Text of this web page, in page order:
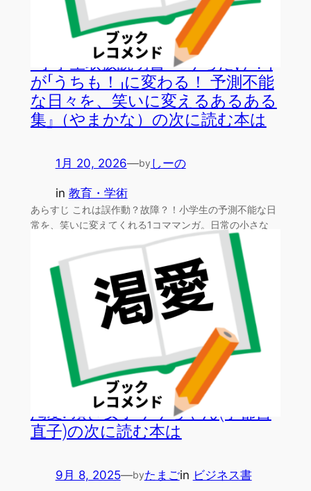
『小学生取扱説明書―「うちだけ？」
が「うちも！」に変わる！ 予測不能
な日々を、笑いに変えるあるある
集』（やまかな）の次に読む本は
1月 20, 2026—by しーの
in 教育・学術
あらすじ これは誤作動？故障？！小学生の予測不能な日
常を、笑いに変えてくれる1コママンガ。日常の小さな
渇愛: 頂き女子りりちゃん(宇都宮
直子)の次に読む本は
9月 8, 2025—byたまごin ビジネス書